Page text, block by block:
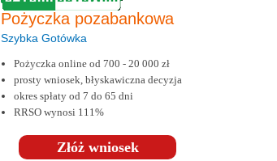
Pożyczka pozabankowa
Szybka Gotówka
Złóż wniosek
Pożyczka online od 700 - 20 000 zł
prosty wniosek, błyskawiczna decyzja
okres spłaty od 7 do 65 dni
RRSO wynosi 111%